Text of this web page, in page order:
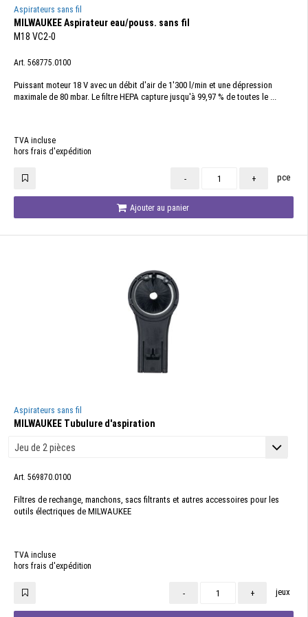
Aspirateurs sans fil
MILWAUKEE Aspirateur eau/pouss. sans fil
M18 VC2-0
Art. 568775.0100
Puissant moteur 18 V avec un débit d'air de 1'300 l/min et une dépression
maximale de 80 mbar. Le filtre HEPA capture jusqu'à 99,97 % de toutes le ...
TVA incluse
hors frais d'expédition
- + pce
Ajouter au panier
Aspirateurs sans fil
MILWAUKEE Tubulure d'aspiration
Art. 569870.0100
Filtres de rechange, manchons, sacs filtrants et autres accessoires pour les
outils électriques de MILWAUKEE
TVA incluse
hors frais d'expédition
- + jeux